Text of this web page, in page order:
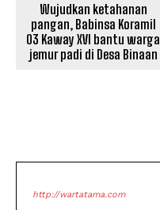
Wujudkan ketahanan
pangan, Babinsa Koramil
03 Kaway XVI bantu warga
jemur padi di Desa Binaan
http://wartatama.com